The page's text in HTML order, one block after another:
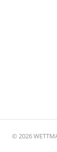
© 2026